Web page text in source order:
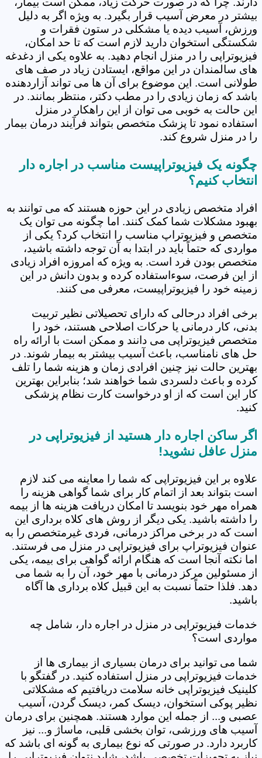
بیشتر در معرض آسیب قرار بگیرد. به ویژه اگر به دلیل
ورزش، آسیب دیده یا مشکلی در ستون فقرات و
شکستگی استخوان دارید لازم است که تا حد امکان،
فیزیوتراپی را در منزل انجام دهید. به علاوه یکی از دغدغه
های سالمندان در این مواقع، ایستادن زیاد در صف های
طولانی است. این موضوع برای آن ها می تواند آزاردهنده
باشد که زمان زیادی را در مطب دکتر، منتظر بمانند. در
این حالت به خوبی می توان از این راهکار در منزل
استفاده نمود تا پزشک متخصص بتواند فرآیند درمان بیمار
را در منزل شروع کند.
چگونه یک فیزیوتراپیست مناسب در اجاره دار
انتخاب کنیم؟
افراد متخصص زیادی در این حوزه هستند که می توانند به
بهبود مشکلات شما کمک کنند. اما چگونه می توان یک
متخصص و فیزیوتراپ مناسب را انتخاب کرد؟ یکی از
مواردی که حتماً باید در ابتدا به آن توجه داشته باشید،
متخصص بودن فرد است. به ویژه که امروزه افراد زیادی
از این فرصت، سوءاستفاده کرده و بدون دانش در این
زمینه خود را فیزیوتراپیست، معرفی می کنند.
برخی افراد درحالی که دارای تحصیلاتی نظیر تربیت
بدنی، کار درمانی یا حرکات اصلاحی هستند، خود را
متخصص فیزیوتراپی می دانند و ممکن است با ارائه راه
حل های نامناسب، باعث آسیب بیشتر به بیمار شوند. در
بهترین حالت نیز چنین افرادی زمان و هزینه شما را تلف
کرده و باعث دلسردی شما خواهند شد؛ بنابراین بهترین
کار این است که از او درخواست کارت نظام پزشکی
کنید.
اگر ساکن اجاره دار هستید از فیزیوتراپی در
منزل عافل نشوید!
علاوه بر این فیزیوتراپی که شما را معاینه می کند لازم
است بتواند بعد از اتمام کار برای شما گواهی هزینه را
همراه مهر خود بنویسد تا امکان دریافت هزینه ها از بیمه
را داشته باشید. یکی دیگر از روش های کلاه برداری این
است که در برخی مراکز درمانی، فردی غیرمتخصص را به
عنوان فیزیوتراپ برای فیزیوتراپی در منزل می فرستند.
اما نکته آنجا است که هنگام ارائه گواهی برای بیمه، یکی
از مسئولین مرکز درمانی با مهر خود، آن را به شما می
دهد. فلذا حتماً نسبت به این قبیل کلاه برداری ها آگاه
باشید.
خدمات فیزیوتراپی در منزل در اجاره دار، شامل چه
مواردی است؟
شما می توانید برای درمان بسیاری از بیماری ها از
خدمات فیزیوتراپی در منزل استفاده کنید. در گفتگو با
کلینیک فیزیوتراپی خانه سلامت دریافتیم که مشکلاتی
نظیر پوکی استخوان، دیسک کمر، دیسک گردن، آسیب
عصبی و... از جمله این موارد هستند. همچنین برای درمان
آسیب های ورزشی، توان بخشی قلبی، ماساژ و... نیز
کاربرد دارد. در صورتی که نوع بیماری به گونه ای باشد که